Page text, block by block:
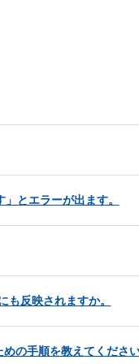
とエラーが出ます。
反映されますか。
の手順を教えてくださ